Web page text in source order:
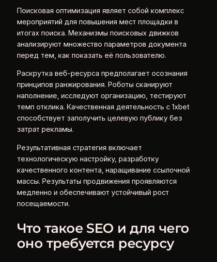
Поисковая оптимизация являет собой комплекс
мероприятий для повышения мест площадки в
итогах поиска. Механизмы поисковых движков
анализируют множество параметров документа
перед тем, как показать её пользователю.
Раскрутка веб-ресурса предполагает осознания
принципов ранжирования. Роботы сканируют
наполнение, исследуют организацию, тестируют
темп отклика. Качественная деятельность с 1xbet
способствует заполучить целевую публику без
затрат рекламы.
Результативная стратегия включает
технологическую настройку, разработку
качественного контента, наращивание ссылочной
массы. Результаты продвижения проявляются
медленно и обеспечивают устойчивый рост
посещаемости.
Что такое SEO и для чего
оно требуется ресурсу